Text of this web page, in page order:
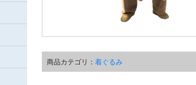
商品カテゴリ： 着ぐるみ